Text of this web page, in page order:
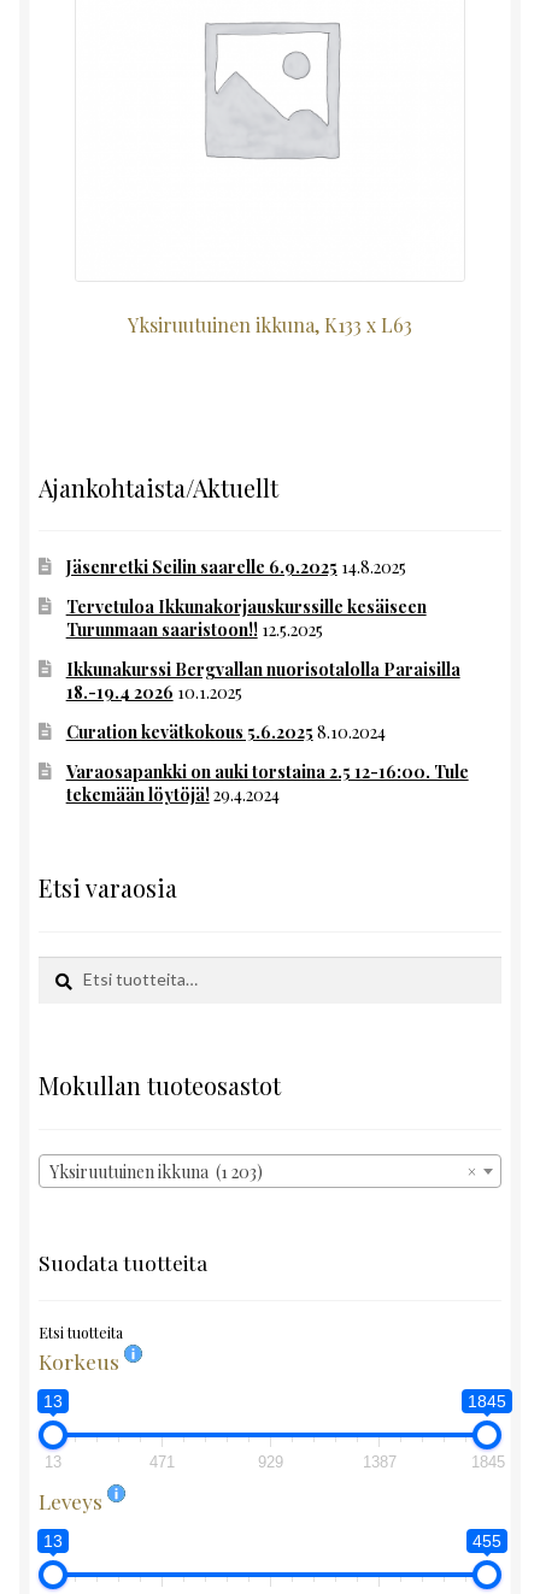
Yksiruutuinen ikkuna, K133 x L63
Ajankohtaista/Aktuellt
Jäsenretki Seilin saarelle 6.9.2025 14.8.2025
Tervetuloa Ikkunakorjauskurssille kesäiseen
Turunmaan saaristoon!! 12.5.2025
Ikkunakurssi Bergvallan nuorisotalolla Paraisilla
18.-19.4 2026 10.1.2025
Curation kevätkokous 5.6.2025 8.10.2024
Varaosapankki on auki torstaina 2.5 12-16:00. Tule
tekemään löytöjä!29.4.2024
Etsi varaosia
Etsi:
Haku
Mokullan tuoteosastot
×
Yksiruutuinen ikkuna (1 203)
Suodata tuotteita
Etsi tuotteita
Korkeus
13 1845
13 471 929 1387 1845
Leveys
13 455